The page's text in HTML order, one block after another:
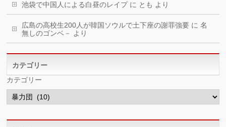
池袋で中国人による白昼のレイプに とも より
広島の高校生200人が韓国ソウルで土下座の謝罪強要 に名
無しのゴンベ－
より
カテゴリー
カテゴリー